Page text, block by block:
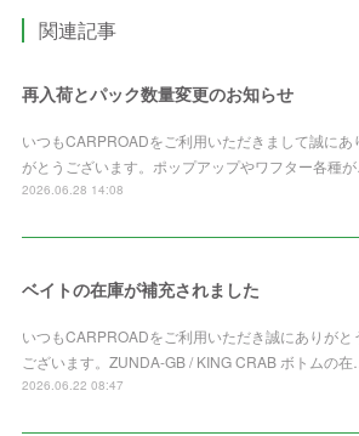
関連記事
再入荷とパック数量変更のお知らせ
いつもCARPROADをご利用いただきまして誠にあ
がとうございます。ポップアップやワフター各種が
2026.06.28 14:08
ベイトの在庫が補充されました
いつもCARPROADをご利用いただき誠にありがと
ございます。ZUNDA-GB / KING CRAB ボトムの在…
2026.06.22 08:47